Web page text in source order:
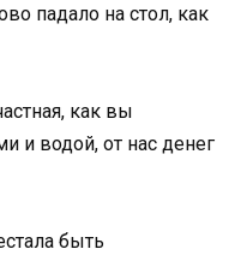
падало на стол, как
как вы
и водой, от нас денег
быть